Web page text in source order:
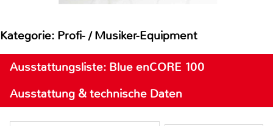
Kategorie: Profi- / Musiker-Equipment
Ausstattungsliste: Blue enCORE 100
Ausstattung & technische Daten